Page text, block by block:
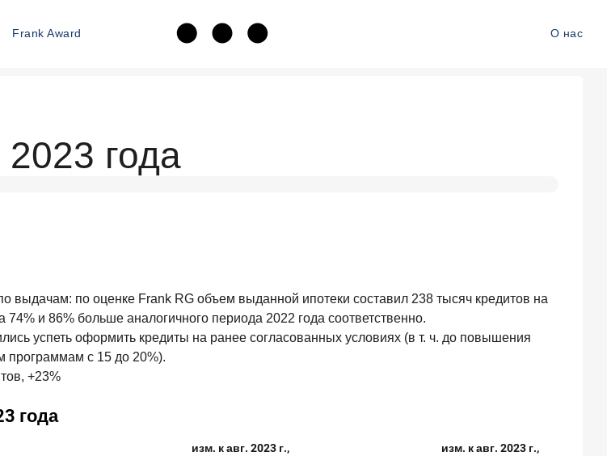
Frank Award О нас
года
выдачам: по оценке Frank RG объем выданной ипотеки составил 238 тысяч кредитов на
и 86% больше аналогичного периода 2022 года соответственно.
успеть оформить кредиты на ранее согласованных условиях (в т. ч. до повышения
программам с 15 до 20%).
+23%